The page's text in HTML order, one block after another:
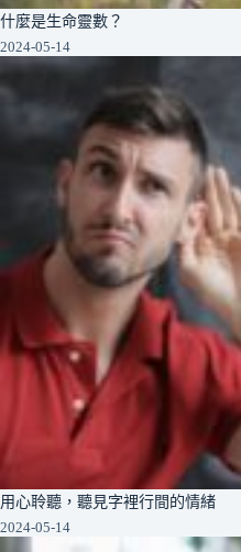
什麼是生命靈數？
2024-05-14
用心聆聽，聽見字裡行間的情緒
2024-05-14